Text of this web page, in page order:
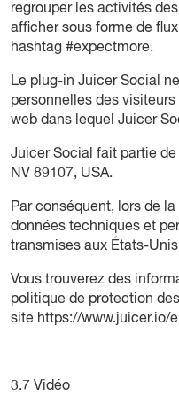
regrouper les activités
afficher sous forme de
hashtag #expectmore.
Le plug-in Juicer Social
personnelles des
web dans lequel Juicer
Juicer Social fait partie de
NV 89107, USA.
Par conséquent, lors de
données techniques et
transmises aux États-
Vous trouverez des
politique de protection
site https://www.juicer.io/
3.7 Vidéo